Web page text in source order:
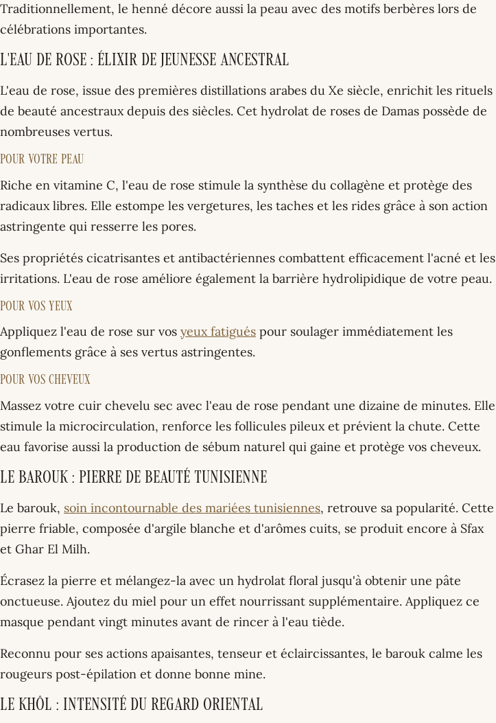
Traditionnellement, le henné décore aussi la peau avec des motifs berbères lors de
célébrations importantes.
L'eau de rose : élixir de jeunesse ancestral
L'eau de rose, issue des premières distillations arabes du Xe siècle, enrichit les rituels
de beauté ancestraux depuis des siècles. Cet hydrolat de roses de Damas possède de
nombreuses vertus.
Pour votre peau
Riche en vitamine C, l'eau de rose stimule la synthèse du collagène et protège des
radicaux libres. Elle estompe les vergetures, les taches et les rides grâce à son action
astringente qui resserre les pores.
Ses propriétés cicatrisantes et antibactériennes combattent efficacement l'acné et les
irritations. L'eau de rose améliore également la barrière hydrolipidique de votre peau.
Pour vos yeux
Appliquez l'eau de rose sur vos yeux fatigués pour soulager immédiatement les
gonflements grâce à ses vertus astringentes.
Pour vos cheveux
Massez votre cuir chevelu sec avec l'eau de rose pendant une dizaine de minutes. Elle
stimule la microcirculation, renforce les follicules pileux et prévient la chute. Cette
eau favorise aussi la production de sébum naturel qui gaine et protège vos cheveux.
Le barouk : pierre de beauté tunisienne
Le barouk, soin incontournable des mariées tunisiennes, retrouve sa popularité. Cette
pierre friable, composée d'argile blanche et d'arômes cuits, se produit encore à Sfax
et Ghar El Milh.
Écrasez la pierre et mélangez-la avec un hydrolat floral jusqu'à obtenir une pâte
onctueuse. Ajoutez du miel pour un effet nourrissant supplémentaire. Appliquez ce
masque pendant vingt minutes avant de rincer à l'eau tiède.
Reconnu pour ses actions apaisantes, tenseur et éclaircissantes, le barouk calme les
rougeurs post-épilation et donne bonne mine.
Le khôl : intensité du regard oriental